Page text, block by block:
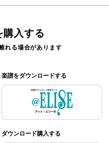
購入する
れる場合があります
楽譜をダウンロードする
ダウンロード購入する